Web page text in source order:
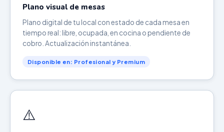
Plano visual de mesas
Plano digital de tu local con estado de cada mesa en
tiempo real: libre, ocupada, en cocina o pendiente de
cobro. Actualización instantánea.
Disponible en: Profesional y Premium
⚠️